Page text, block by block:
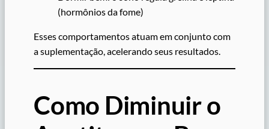
(hormônios da fome)
Esses comportamentos atuam em conjunto com
a suplementação, acelerando seus resultados.
Como Diminuir o